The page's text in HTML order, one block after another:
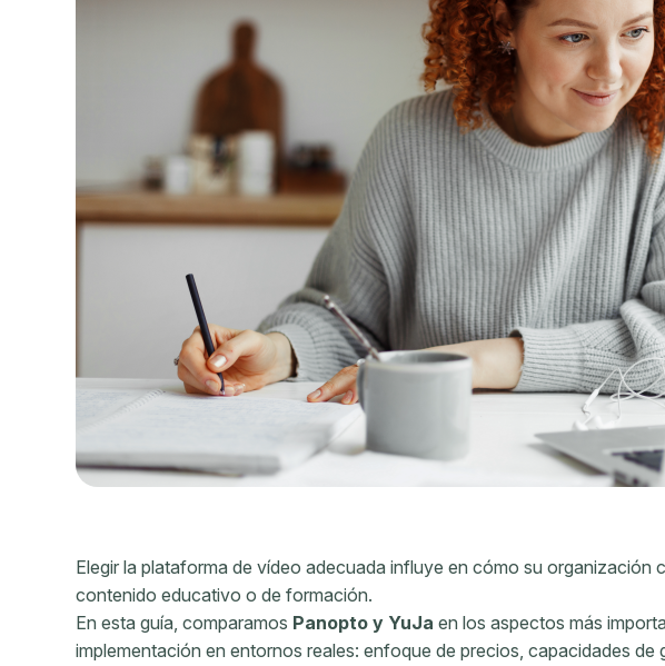
Elegir la plataforma de vídeo adecuada influye en cómo su organización
contenido educativo o de formación.
En esta guía, comparamos Panopto y YuJa en los aspectos más
implementación en entornos reales: enfoque de precios, capacidades de